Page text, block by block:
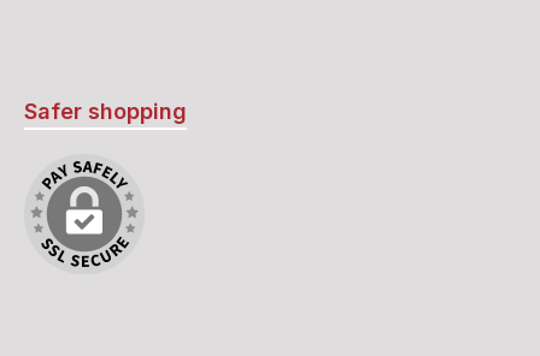
Safer shopping